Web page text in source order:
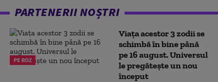
PARTENERII NOȘTRI
PE ROZ
Viața acestor 3 zodii se
schimbă în bine până
pe 16 august. Universul
le pregătește un nou
început